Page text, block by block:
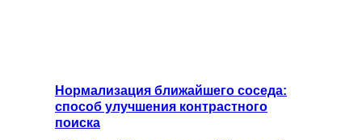
Нормализация ближайшего соседа:
способ улучшения контрастного
поиска